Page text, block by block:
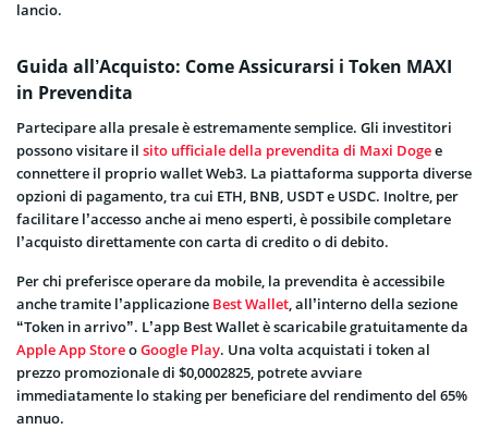
lancio.
Guida all’Acquisto: Come Assicurarsi i Token MAXI
in Prevendita
Partecipare alla presale è estremamente semplice. Gli investitori
possono visitare il sito ufficiale della prevendita di Maxi Dogee
connettere il proprio wallet Web3. La piattaforma supporta diverse
opzioni di pagamento, tra cui ETH, BNB, USDT e USDC. Inoltre, per
facilitare l’accesso anche ai meno esperti, è possibile completare
l’acquisto direttamente con carta di credito o di debito.
Per chi preferisce operare da mobile, la prevendita è accessibile
anche tramite l’applicazione Best Wallet, all’interno della sezione
“Token in arrivo”. L’app Best Wallet è scaricabile gratuitamente da
Apple App StoreoGoogle Play. Una volta acquistati i token al
prezzo promozionale di $0,0002825, potrete avviare
immediatamente lo staking per beneficiare del rendimento del 65%
annuo.